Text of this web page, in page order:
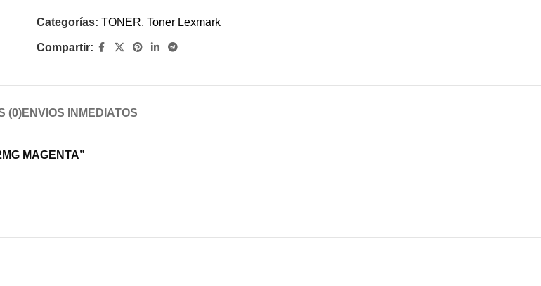
Categorías: TONER, Toner Lexmark
Compartir:
(0)ENVIOS INMEDIATOS
MAGENTA”